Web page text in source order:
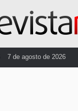
7 de agosto de 2026